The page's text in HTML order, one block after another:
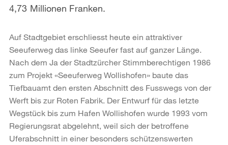
4,73 Millionen Franken.
Auf Stadtgebiet erschliesst heute ein attraktiver
Seeuferweg das linke Seeufer fast auf ganzer Länge.
Nach dem Ja der Stadtzürcher Stimmberechtigen 1986
zum Projekt «Seeuferweg Wollishofen» baute das
Tiefbauamt den ersten Abschnitt des Fusswegs von der
Werft bis zur Roten Fabrik. Der Entwurf für das letzte
Wegstück bis zum Hafen Wollishofen wurde 1993 vom
Regierungsrat abgelehnt, weil sich der betroffene
Uferabschnitt in einer besonders schützenswerten